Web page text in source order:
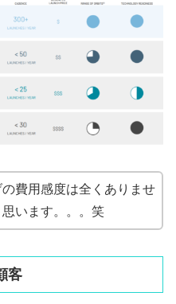
費用感度は全くありませ
います。。。笑
客